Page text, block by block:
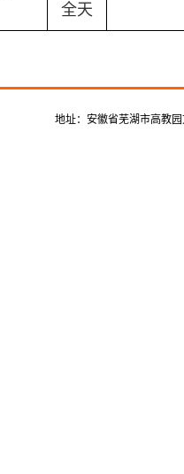
全天
地址：安徽省芜湖市高教